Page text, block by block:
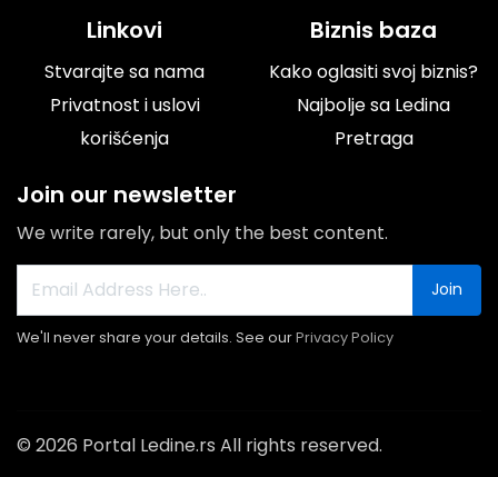
Linkovi
Stvarajte sa nama
Privatnost i uslovi
korišćenja
Biznis baza
Kako oglasiti svoj biznis?
Najbolje sa Ledina
Pretraga
Join our newsletter
We write rarely, but only the best content.
Join
We'll never share your details. See ourPrivacy Policy
© 2026 Portal Ledine.rs All rights reserved.